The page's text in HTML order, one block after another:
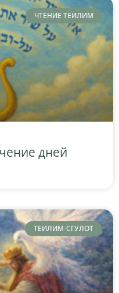
ЧТЕНИЕ ТЕИЛИМ
дней
ТЕИЛИМ-СГУЛОТ